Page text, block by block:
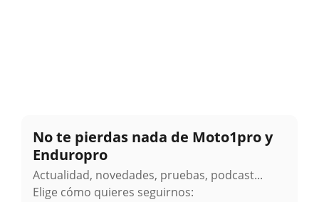
No te pierdas nada de Moto1pro y
Enduropro
Actualidad, novedades, pruebas, podcast...
Elige cómo quieres seguirnos: